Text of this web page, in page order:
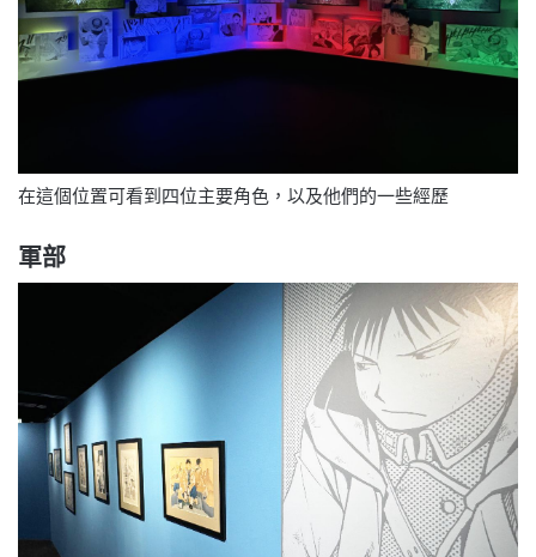
在這個位置可看到四位主要角色，以及他們的一些經歷
軍部